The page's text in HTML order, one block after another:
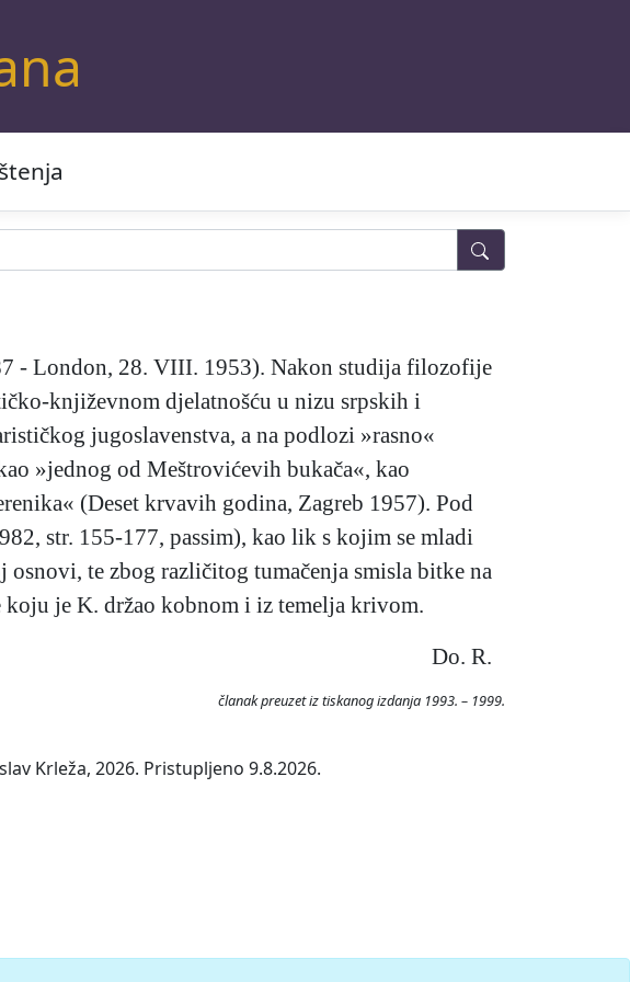
- London, 28. VIII. 1953). Nakon studija filozofije
književnom djelatnošću u nizu srpskih i
jugoslavenstva, a na podlozi »rasno«
»jednog od Meštrovićevih bukača«, kao
(Deset krvavih godina, Zagreb 1957). Pod
str. 155-177, passim), kao lik s kojim se mladi
te zbog različitog tumačenja smisla bitke na
je K. držao kobnom i iz temelja krivom.
Do. R.
članak preuzet iz tiskanog izdanja 1993. – 1999.
Krleža, 2026. Pristupljeno 9.8.2026.